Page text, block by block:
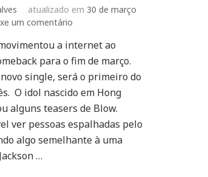
atualizado em 30 de março
um comentário
Wang
(GOT7)
anuncia
comeback
com
single
Blow
a internet ao
para o fim de março.
single, será o primeiro do
O idol nascido em Hong
alguns teasers de Blow.
ver pessoas espalhadas pelo
algo semelhante à uma
…